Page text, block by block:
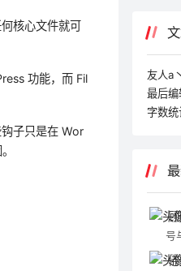
核心文件就可
功能，而 Fil
子只是在 Wor
友人a
最后编
字数统
号